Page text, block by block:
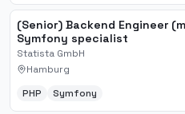
(Senior) Backend Engineer
Symfony specialist
Statista GmbH
Hamburg
PHP Symfony